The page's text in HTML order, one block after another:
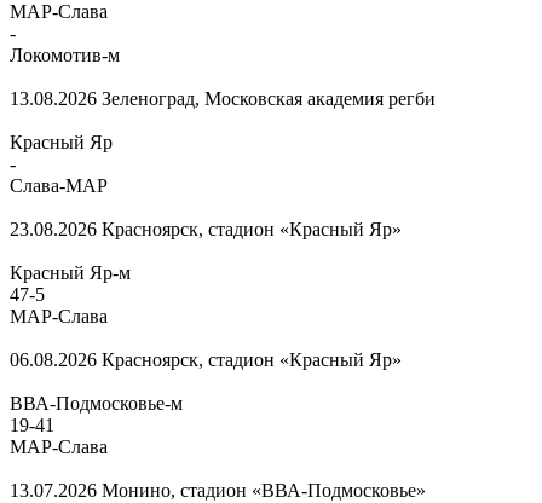
МАР-Слава
-
Локомотив-м
13.08.2026 Зеленоград, Московская академия регби
Красный Яр
-
Слава-МАР
23.08.2026 Красноярск, стадион «Красный Яр»
Красный Яр-м
47-5
МАР-Слава
06.08.2026 Красноярск, стадион «Красный Яр»
ВВА-Подмосковье-м
19-41
МАР-Слава
13.07.2026 Монино, стадион «ВВА-Подмосковье»